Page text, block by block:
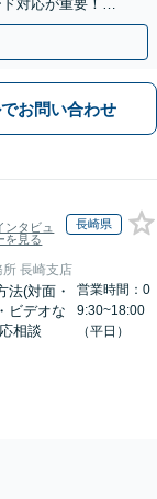
対応が重要！ビ
お問い合わせ
ンタビュ
を見る
長崎県
長崎支店
法(対面・
ビデオな
相談
営業時間：0
9:30~18:00
（平日）